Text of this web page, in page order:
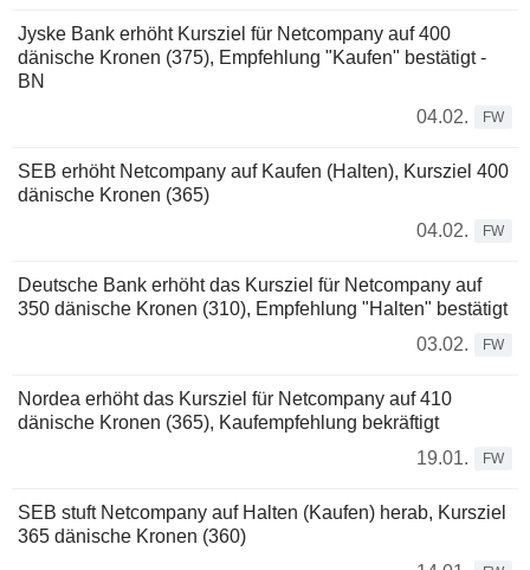
Jyske Bank erhöht Kursziel für Netcompany auf 400
dänische Kronen (375), Empfehlung "Kaufen" bestätigt -
BN
04.02.
FW
SEB erhöht Netcompany auf Kaufen (Halten), Kursziel 400
dänische Kronen (365)
04.02.
FW
Deutsche Bank erhöht das Kursziel für Netcompany auf
350 dänische Kronen (310), Empfehlung "Halten" bestätigt
03.02.
FW
Nordea erhöht das Kursziel für Netcompany auf 410
dänische Kronen (365), Kaufempfehlung bekräftigt
19.01.
FW
SEB stuft Netcompany auf Halten (Kaufen) herab, Kursziel
365 dänische Kronen (360)